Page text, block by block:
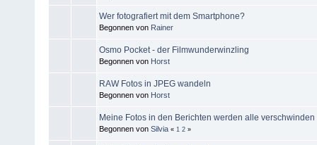
Wer fotografiert mit dem Smartphone?
Begonnen von Rainer
Osmo Pocket - der Filmwunderwinzling
Begonnen von Horst
RAW Fotos in JPEG wandeln
Begonnen von Horst
Meine Fotos in den Berichten werden alle verschwinden
Begonnen von Silvia « 1 2 »